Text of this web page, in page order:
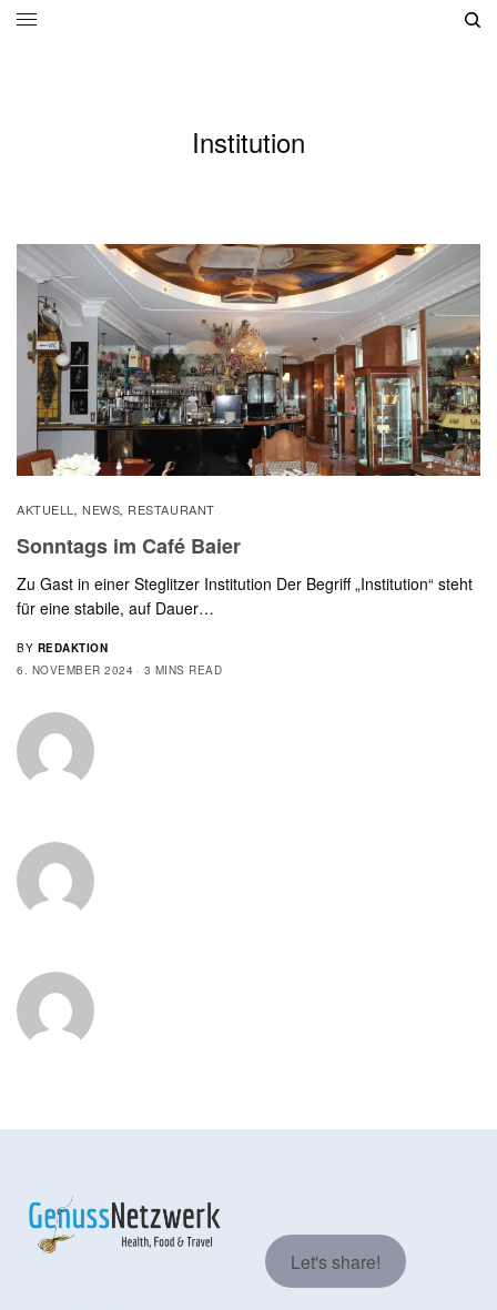
Institution
AKTUELL , NEWS, RESTAURANT
Sonntags im Café Baier
Zu Gast in einer Steglitzer Institution Der Begriff „Institution“ steht
für eine stabile, auf Dauer…
BY REDAKTION
6. NOVEMBER 2024
3 MINS READ
Let's share!